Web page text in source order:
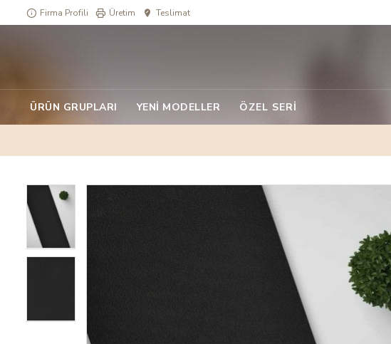
Firma Profili Üretim Teslimat
ÜRÜN GRUPLARI YENI MODELLER ÖZEL SERI